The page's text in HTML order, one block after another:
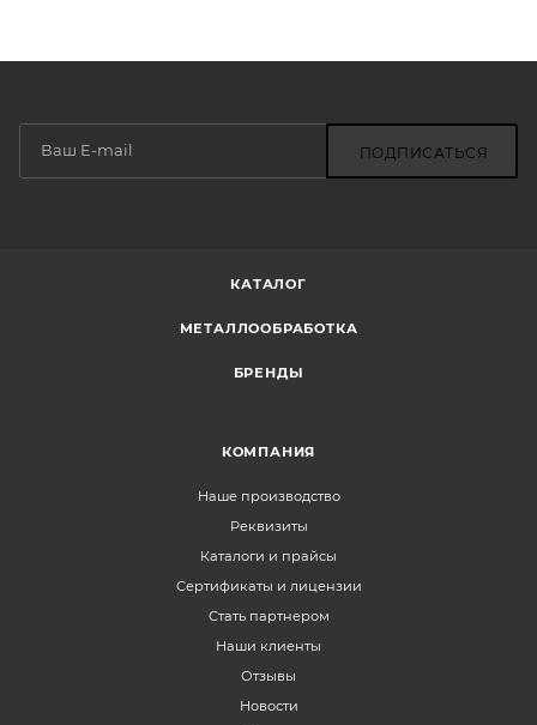
ПОДПИСАТЬСЯ
КАТАЛОГ
МЕТАЛЛООБРАБОТКА
БРЕНДЫ
КОМПАНИЯ
Наше производство
Реквизиты
Каталоги и прайсы
Сертификаты и лицензии
Стать партнером
Наши клиенты
Отзывы
Новости